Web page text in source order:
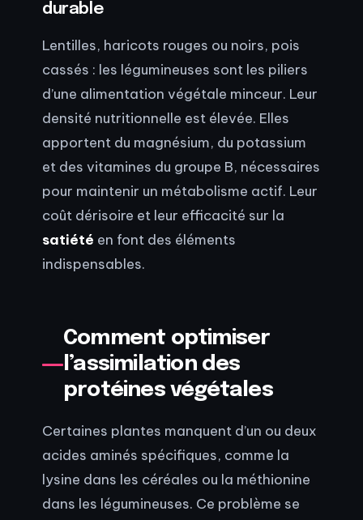
durable
Lentilles, haricots rouges ou noirs, pois
cassés : les légumineuses sont les piliers
d’une alimentation végétale minceur. Leur
densité nutritionnelle est élevée. Elles
apportent du magnésium, du potassium
et des vitamines du groupe B, nécessaires
pour maintenir un métabolisme actif. Leur
coût dérisoire et leur efficacité sur la
satiété en font des éléments
indispensables.
Comment optimiser
l’assimilation des
protéines végétales
Certaines plantes manquent d’un ou deux
acides aminés spécifiques, comme la
lysine dans les céréales ou la méthionine
dans les légumineuses. Ce problème se